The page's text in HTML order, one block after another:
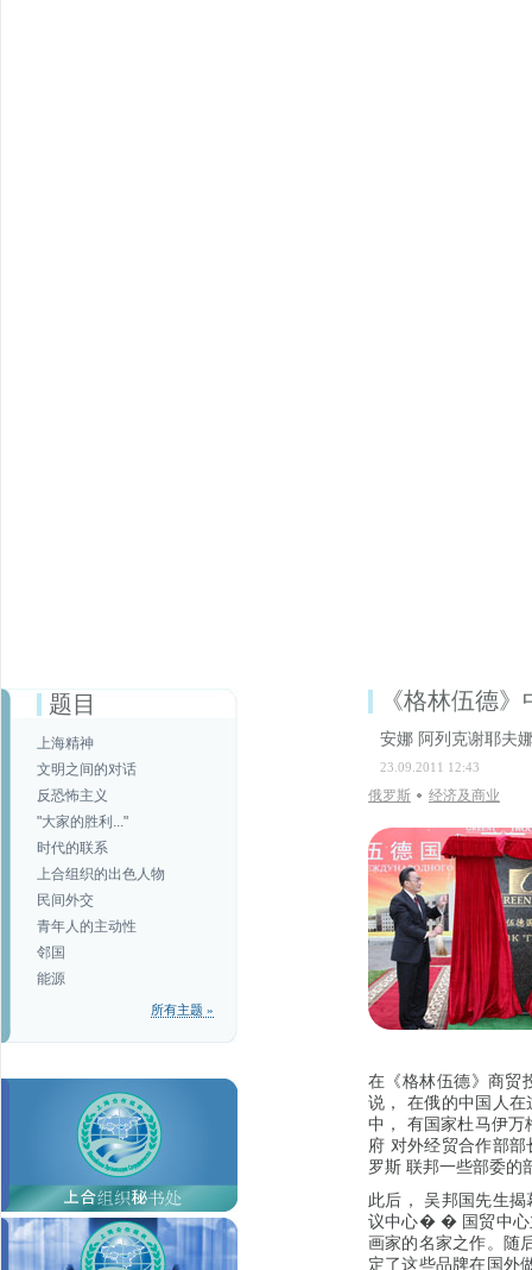
题目
上海精神
文明之间的对话
反恐怖主义
"大家的胜利..."
时代的联系
上合组织的出色人物
民间外交
青年人的主动性
邻国
能源
所有主题 »
《格林伍德
安娜 阿列克谢耶夫
23.09.2011 12:43
俄罗斯 经济及商业
在《格林伍德》商贸
说， 在俄的中国人
中， 有国家杜马伊万
府 对外经贸合作部
罗斯 联邦一些部委的
此后， 吴邦国先生
议中心� � 国贸中心
画家的名家之作。随
定了这些品牌在国外